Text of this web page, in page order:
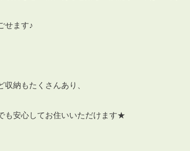
せます♪
納もたくさんあり、
も安心してお住いいただけます★